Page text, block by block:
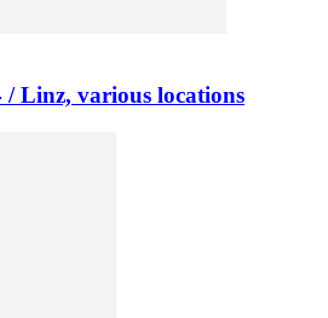
/ Linz, various locations